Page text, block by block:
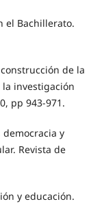
el Bachillerato.
construcción de la
investigación
pp 943-971.
democracia y
Revista de
y educación.